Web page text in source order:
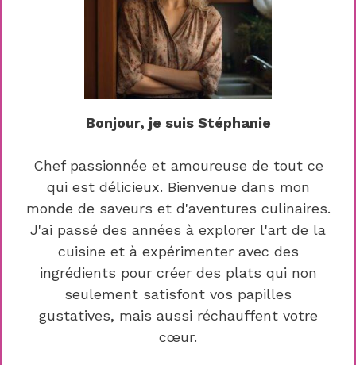
Bonjour, je suis Stéphanie
Chef passionnée et amoureuse de tout ce
qui est délicieux. Bienvenue dans mon
monde de saveurs et d'aventures culinaires.
J'ai passé des années à explorer l'art de la
cuisine et à expérimenter avec des
ingrédients pour créer des plats qui non
seulement satisfont vos papilles
gustatives, mais aussi réchauffent votre
cœur.